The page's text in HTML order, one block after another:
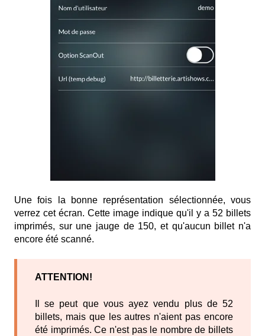
Une fois la bonne représentation sélectionnée, vous
verrez cet écran. Cette image indique qu'il y a 52 billets
imprimés, sur une jauge de 150, et qu'aucun billet n'a
encore été scanné.
ATTENTION!
Il se peut que vous ayez vendu plus de 52
billets, mais que les autres n'aient pas encore
été imprimés. Ce n'est pas le nombre de billets